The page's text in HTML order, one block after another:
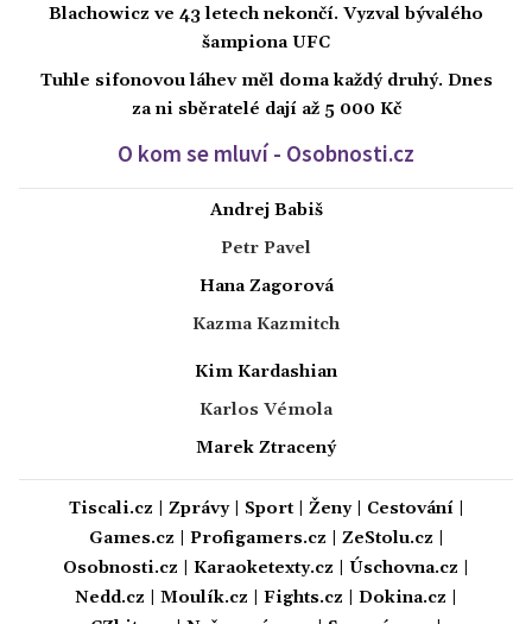
Blachowicz ve 43 letech nekončí. Vyzval bývalého
šampiona UFC
Tuhle sifonovou láhev měl doma každý druhý. Dnes
za ni sběratelé dají až 5 000 Kč
O kom se mluví - Osobnosti.cz
Andrej Babiš
Petr Pavel
Hana Zagorová
Kazma Kazmitch
Kim Kardashian
Karlos Vémola
Marek Ztracený
Tiscali.cz Zprávy| Sport| Ženy| Cestování|
Games.cz
Profigamers.cz ZeStolu.cz
Osobnosti.cz
Karaoketexty.cz Úschovna.cz
Nedd.cz
Moulík.cz Fights.cz Dokina.cz